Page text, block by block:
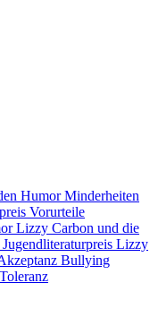
HumorMinderheiten
Vorurteile
Lizzy Carbon und die
Lizzy
Bullying
Toleranz